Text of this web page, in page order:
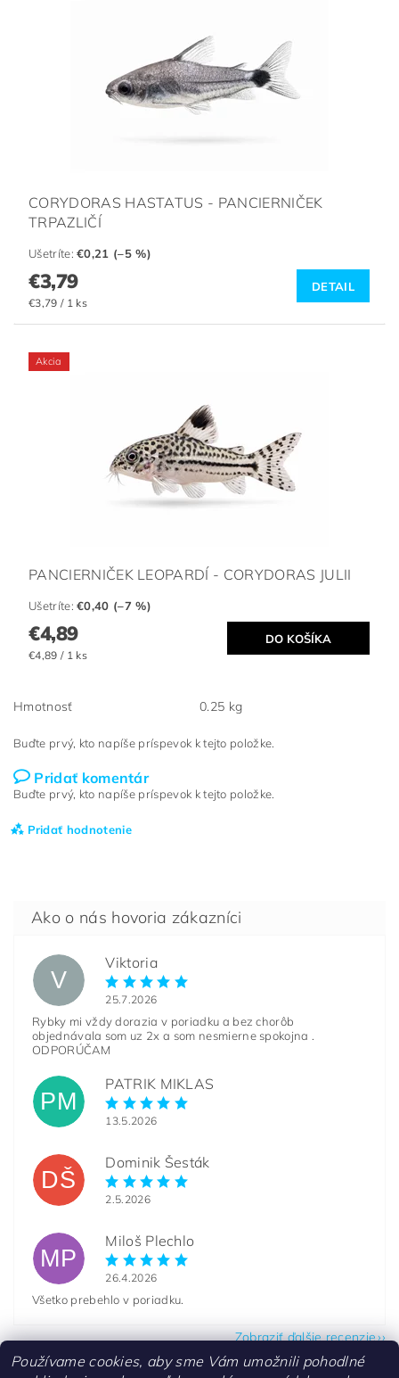
CORYDORAS HASTATUS - PANCIERNIČEK
TRPAZLIČÍ
Ušetríte:€0,21 (–5 %)
€3,79
€3,79 / 1 ks
DETAIL
Akcia
PANCIERNIČEK LEOPARDÍ - CORYDORAS JULII
Ušetríte:€0,40 (–7 %)
€4,89
€4,89 / 1 ks
Hmotnosť 0.25 kg
Buďte prvý, kto napíše príspevok k tejto položke.
Pridať komentár
Buďte prvý, kto napíše príspevok k tejto položke.
Pridať hodnotenie
V
Viktoria
25.7.2026
Rybky mi vždy dorazia v poriadku a bez chorôb
objednávala som uz 2x a som nesmierne spokojna .
ODPORÚČAM
PM
PATRIK MIKLAS
13.5.2026
DŠ
Dominik Šesták
2.5.2026
MP
Miloš Plechlo
26.4.2026
Všetko prebehlo v poriadku.
Zobraziť ďalšie recenzie
Používame cookies, aby sme Vám umožnili pohodlné